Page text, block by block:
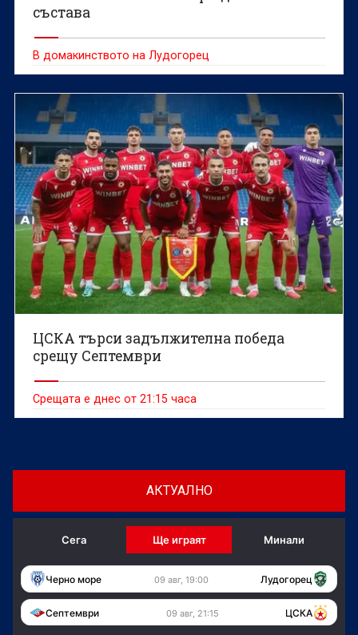
състава
В домакинството на Лудогорец
ЦСКА търси задължителна победа
срещу Септември
Срещата е днес от 21:15 часа
АКТУАЛНО
Сега Ще играят Минали
Черно море 09 авг, 19:00 Лудогорец
Септември 09 авг, 21:15 ЦСКА